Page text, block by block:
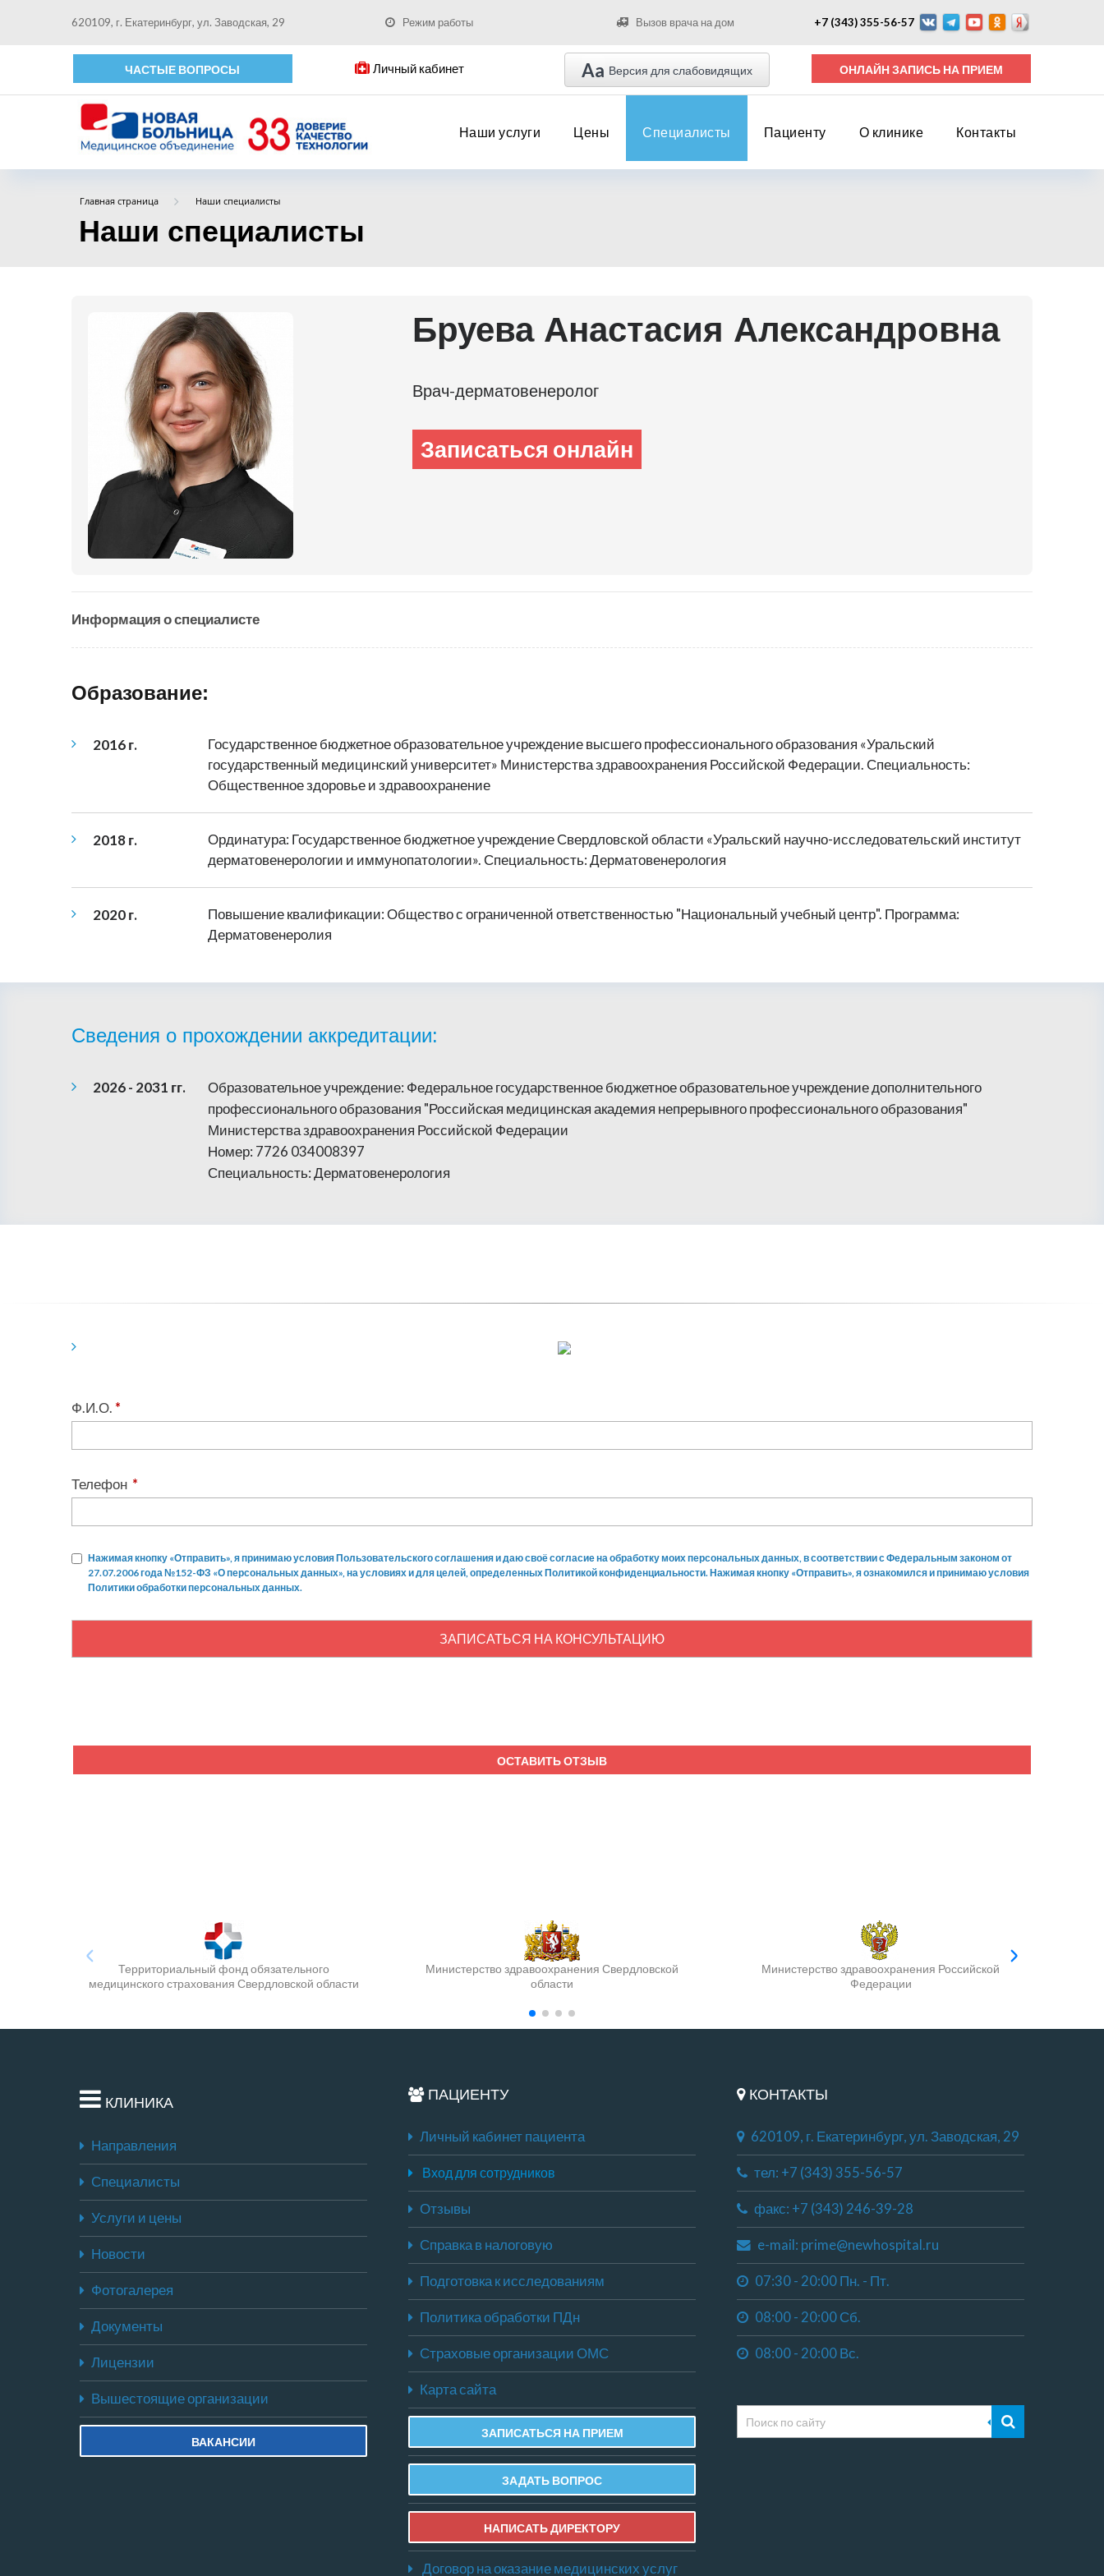
620109, г. Екатеринбург, ул. Заводская, 29 Режим работы Вызов врача на дом +7 (343) 355-56-57
ЧАСТЫЕ ВОПРОСЫ Личный кабинет Aa Версия для слабовидящих ОНЛАЙН ЗАПИСЬ НА ПРИЕМ
Наши услуги Цены Специалисты Пациенту О клинике Контакты
Главная страница Наши специалисты
Наши специалисты
Бруева Анастасия Александровна
Врач-дерматовенеролог
Записаться онлайн
Информация о специалисте
Образование:
2016 г.
Государственное бюджетное образовательное учреждение высшего профессионального образования «Уральский
государственный медицинский университет» Министерства здравоохранения Российской Федерации. Специальность:
Общественное здоровье и здравоохранение
2018 г.
Ординатура: Государственное бюджетное учреждение Свердловской области «Уральский научно-исследовательский институт
дерматовенерологии и иммунопатологии». Специальность: Дерматовенерология
2020 г.
Повышение квалификации: Общество с ограниченной ответственностью "Национальный учебный центр". Программа:
Дерматовенеролия
Сведения о прохождении аккредитации:
2026 - 2031 гг.
Образовательное учреждение: Федеральное государственное бюджетное образовательное учреждение дополнительного
профессионального образования "Российская медицинская академия непрерывного профессионального образования"
Министерства здравоохранения Российской Федерации
Номер: 7726 034008397
Специальность: Дерматовенерология
Ф.И.О. *
Телефон *
Нажимая кнопку «Отправить», я принимаю условия Пользовательского соглашения и даю своё согласие на обработку моих персональных данных, в соответствии с Федеральным законом от
27.07.2006 года №152-ФЗ «О персональных данных», на условиях и для целей, определенных Политикой конфиденциальности. Нажимая кнопку «Отправить», я ознакомился и принимаю условия
Политики обработки персональных данных.
ЗАПИСАТЬСЯ НА КОНСУЛЬТАЦИЮ
ОСТАВИТЬ ОТЗЫВ
Территориальный фонд обязательного
медицинского страхования Свердловской области
Министерство здравоохранения Свердловской
области
Министерство здравоохранения Российской
Федерации
КЛИНИКА
Направления
Специалисты
Услуги и цены
Новости
Фотогалерея
Документы
Лицензии
Вышестоящие организации
ВАКАНСИИ
ПАЦИЕНТУ
Личный кабинет пациента
Вход для сотрудников
Отзывы
Справка в налоговую
Подготовка к исследованиям
Политика обработки ПДн
Страховые организации ОМС
Карта сайта
ЗАПИСАТЬСЯ НА ПРИЕМ
ЗАДАТЬ ВОПРОС
НАПИСАТЬ ДИРЕКТОРУ
Договор на оказание медицинских услуг
КОНТАКТЫ
620109, г. Екатеринбург, ул. Заводская, 29
тел: +7 (343) 355-56-57
факс: +7 (343) 246-39-28
e-mail: prime@newhospital.ru
07:30 - 20:00 Пн. - Пт.
08:00 - 20:00 Сб.
08:00 - 20:00 Вс.